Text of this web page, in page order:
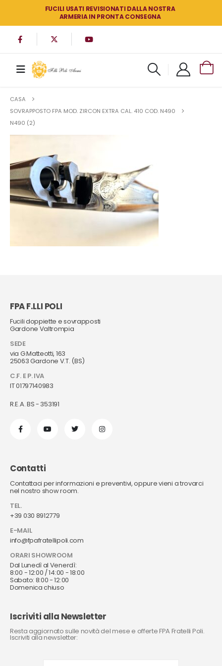
FUCILI USATI REVISIONATI DALLA NOSTRA
ARMERIA IN PRONTA CONSEGNA
CASA
SOVRAPPOSTO FPA MOD. ZIRCON EXTRA CAL. 410 COD. N490
N490 (2)
FPA F.LLI POLI
Fucili doppiette e sovrapposti
Gardone Valtrompia
SEDE
via G.Matteotti, 163
25063 Gardone V.T. (BS)
C.F. E P. IVA
IT 01797140983
R.E.A. BS - 353191
Contatti
Contattaci per informazioni e preventivi, oppure vieni a trovarci
nel nostro show room.
TEL.
+39 030 8912779
E-MAIL
info@fpafratellipoli.com
ORARI SHOWROOM
Dal Lunedì al Venerdì:
8:00 - 12:00 / 14:00 - 18:00
Sabato: 8:00 - 12:00
Domenica chiuso
Iscriviti alla Newsletter
Resta aggiornato sulle novità del mese e offerte FPA Fratelli Poli.
Iscriviti alla newsletter: